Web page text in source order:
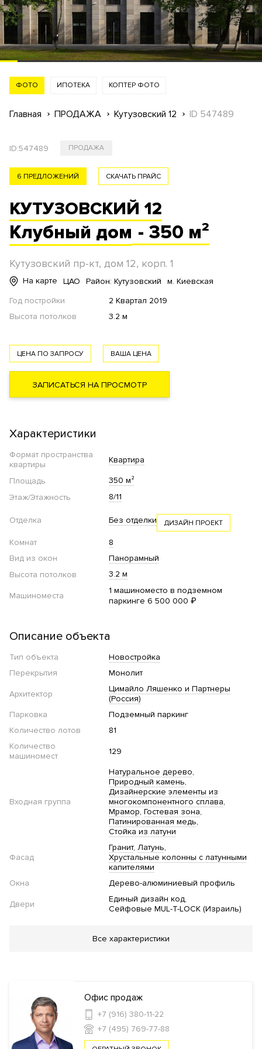
ФОТО ИПОТЕКА КОПТЕР ФОТО
Главная ПРОДАЖА Кутузовский 12 ID 547489
ID:547489 ПРОДАЖА
СКАЧАТЬ ПРАЙС
6 ПРЕДЛОЖЕНИЙ
КУТУЗОВСКИЙ 12
Клубный дом - 350 м²
Кутузовский пр-кт, дом 12, корп. 1
На карте ЦАО Район: Кутузовский
м. Киевская
Год постройки
2 Квартал 2019
Высота потолков
3.2 м
ЦЕНА ПО ЗАПРОСУ ВАША ЦЕНА
ЗАПИСАТЬСЯ НА ПРОСМОТР
Характеристики
Формат пространства
квартиры
Квартира
Площадь
350 м²
Этаж/Этажность
8/11
Отделка Без отделки ДИЗАЙН ПРОЕКТ
Комнат
8
Вид из окон
Панорамный
Высота потолков
3.2 м
Машиноместа
1 машиноместо в подземном
паркинге 6 500 000 ₽
Описание объекта
Тип объекта
Новостройка
Перекрытия
Монолит
Архитектор
Цимайло Ляшенко и Партнеры
(Россия)
Парковка
Подземный паркинг
Количество лотов
81
Количество
машиномест
129
Входная группа
Натуральное дерево
Природный камень
Дизайнерские элементы из
многокомпонентного сплава
Мрамор Гостевая зона
Патинированная медь
Стойка из латуни
Фасад
Гранит Латунь
Хрустальные колонны с латунными
капителями
Окна
Дерево-алюминиевый профиль
Двери
Единый дизайн код
Сейфовые MUL-T-LOCK (Израиль)
Инфраструктура в доме
Кладовые комнаты Консьерж сервис
для электромобилей
Все характеристики
Офис продаж
+7 (916) 380-11-22
+7 (495) 769-77-88